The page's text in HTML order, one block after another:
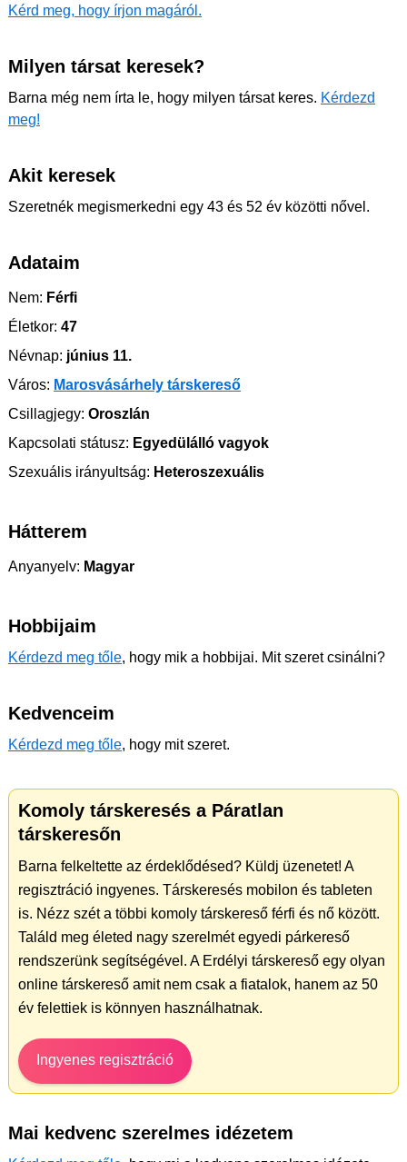
Kérd meg, hogy írjon magáról.
Milyen társat keresek?
Barna még nem írta le, hogy milyen társat keres. Kérdezd
meg!
Akit keresek
Szeretnék megismerkedni egy 43 és 52 év közötti nővel.
Adataim
Nem: Férfi
Életkor: 47
Névnap: június 11.
Város: Marosvásárhely társkereső
Csillagjegy: Oroszlán
Kapcsolati státusz: Egyedülálló vagyok
Szexuális irányultság: Heteroszexuális
Hátterem
Anyanyelv: Magyar
Hobbijaim
Kérdezd meg tőle, hogy mik a hobbijai. Mit szeret csinálni?
Kedvenceim
Kérdezd meg tőle, hogy mit szeret.
Komoly társkeresés a Páratlan
társkeresőn
Barna felkeltette az érdeklődésed? Küldj üzenetet! A
regisztráció ingyenes. Társkeresés mobilon és tableten
is. Nézz szét a többi komoly társkereső férfi és nő között.
Találd meg életed nagy szerelmét egyedi párkereső
rendszerünk segítségével. A Erdélyi társkereső egy olyan
online társkereső amit nem csak a fiatalok, hanem az 50
év felettiek is könnyen használhatnak.
Ingyenes regisztráció
Mai kedvenc szerelmes idézetem